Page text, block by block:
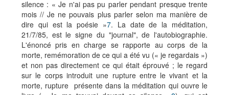
silence : « Je n'ai pas pu parler pendant presque trente
mois // Je ne pouvais plus parler selon ma manière de
dire qui est la poésie »7. La date de la méditation,
21/7/85, est le signe du "journal", de l'autobiographie.
L'énoncé pris en charge se rapporte au corps de la
morte, remémoration de ce qui a été vu (« je regardais »)
et non pas directement ce qui était éprouvé ; le regard
sur le corps introduit une rupture entre le vivant et la
morte, rupture présente dans la méditation qui ouvre le